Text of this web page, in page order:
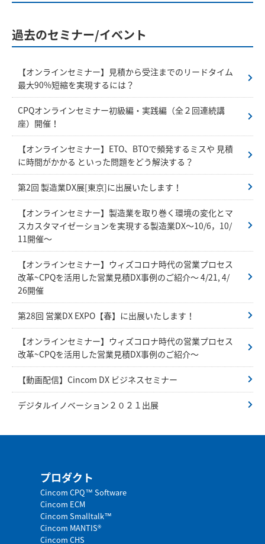
過去のセミナー/イベント
【オンラインセミナー】見積から受注までのリードタイム
最大90%短縮を実現するには？
CPQオンラインセミナー初級編・実践編（全２回連続講
座）開催！
【オンラインセミナー】ETO、BTOで頻発するミスや 見積
に時間がかかる といった問題をどう解決する？
第2回 製造業DX展[東京]に出展いたします！
【オンラインセミナー】製造業を取り巻く環境の変化とマ
スカスタマイゼーションを実現する製造業DX～10/6，10/
11開催～
【オンラインセミナー】ウィズコロナ時代の営業プロセス
改革~CPQを活用した営業見積DX事例のご紹介～ 4/21, 4/
26開催
第28回 営業DX EXPO【春】に出展いたします！
【オンラインセミナー】ウィズコロナ時代の営業プロセス
改革~CPQを活用した営業見積DX事例のご紹介～
【動画配信】Cincom DX ビジネスセミナー
デジタルイノベーション２０２１出展
プロダクト
Cincom CPQ™ Software
Cincom ECM
Cincom Smalltalk™
Cincom MANTIS®
Cincom CHS